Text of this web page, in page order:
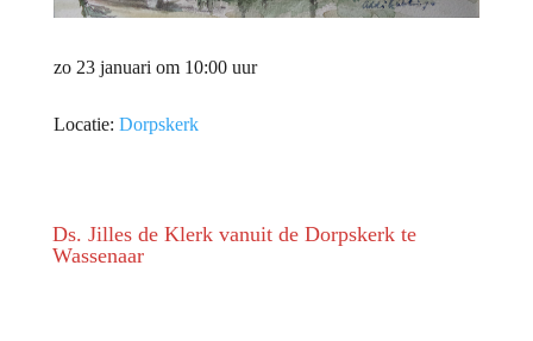
zo 23 januari om 10:00 uur
Locatie: Dorpskerk
Ds. Jilles de Klerk vanuit de Dorpskerk te
Wassenaar